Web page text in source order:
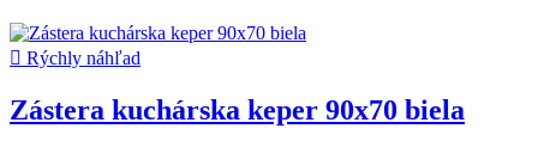
 Rýchly náhľad
Zástera kuchárska keper 90x70 biela